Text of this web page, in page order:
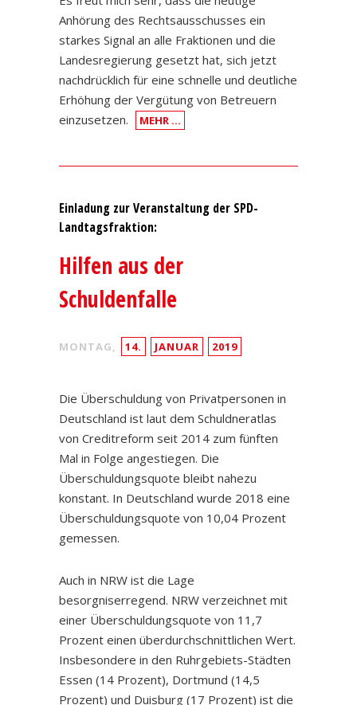
Anhörung des Rechtsausschusses ein
starkes Signal an alle Fraktionen und die
Landesregierung gesetzt hat, sich jetzt
nachdrücklich für eine schnelle und deutliche
Erhöhung der Vergütung von Betreuern
einzusetzen.
MEHR …
Einladung zur Veranstaltung der SPD-
Landtagsfraktion:
Hilfen aus der
Schuldenfalle
MONTAG, 14. JANUAR 2019
Die Überschuldung von Privatpersonen in
Deutschland ist laut dem Schuldneratlas
von Creditreform seit 2014 zum fünften
Mal in Folge angestiegen. Die
Überschuldungsquote bleibt nahezu
konstant. In Deutschland wurde 2018 eine
Überschuldungsquote von 10,04 Prozent
gemessen.
Auch in NRW ist die Lage
besorgniserregend. NRW verzeichnet mit
einer Überschuldungsquote von 11,7
Prozent einen überdurchschnittlichen Wert.
Insbesondere in den Ruhrgebiets-Städten
Essen (14 Prozent), Dortmund (14,5
Prozent) und Duisburg (17 Prozent) ist die